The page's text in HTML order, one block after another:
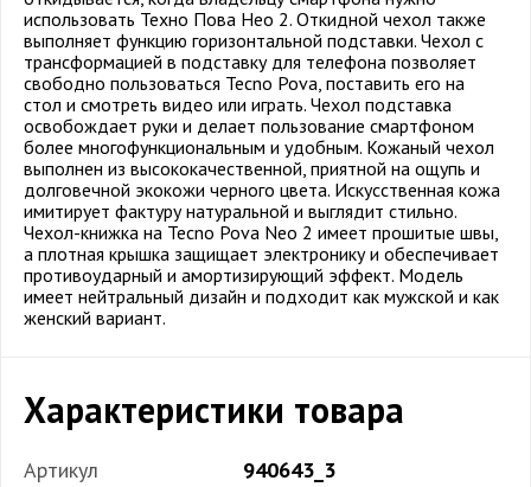
использовать Техно Пова Нео 2. Откидной чехол также
выполняет функцию горизонтальной подставки. Чехол с
трансформацией в подставку для телефона позволяет
свободно пользоваться Tecno Pova, поставить его на
стол и смотреть видео или играть. Чехол подставка
освобождает руки и делает пользование смартфоном
более многофункциональным и удобным. Кожаный чехол
выполнен из высококачественной, приятной на ощупь и
долговечной экокожи черного цвета. Искусственная кожа
имитирует фактуру натуральной и выглядит стильно.
Чехол-книжка на Tecno Pova Neo 2 имеет прошитые швы,
а плотная крышка защищает электронику и обеспечивает
противоударный и амортизирующий эффект. Модель
имеет нейтральный дизайн и подходит как мужской и как
женский вариант.
Характеристики товара
Артикул
940643_3